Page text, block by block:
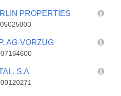
PROPERTIES
AG-VORZUG
S.A